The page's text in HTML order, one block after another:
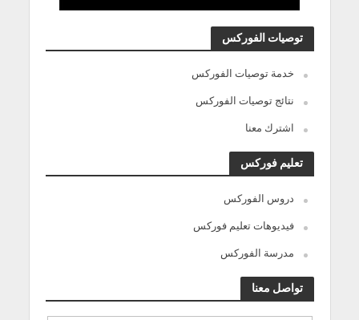
توصيات الفوركس
خدمة توصيات الفوركس
نتائج توصيات الفوركس
اشترك معنا
تعليم فوركس
دروس الفوركس
فيديوهات تعليم فوركس
مدرسة الفوركس
تواصل معنا